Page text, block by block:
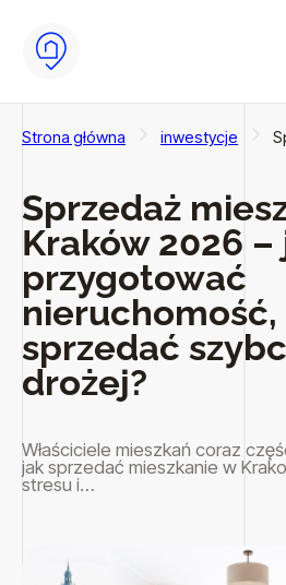
Strona główna inwestycje
Sprzedaż
Kraków 2026 –
przygotować
nieruchomość,
sprzedać
drożej?
Właściciele mieszkań coraz
jak sprzedać mieszkanie w
stresu i…